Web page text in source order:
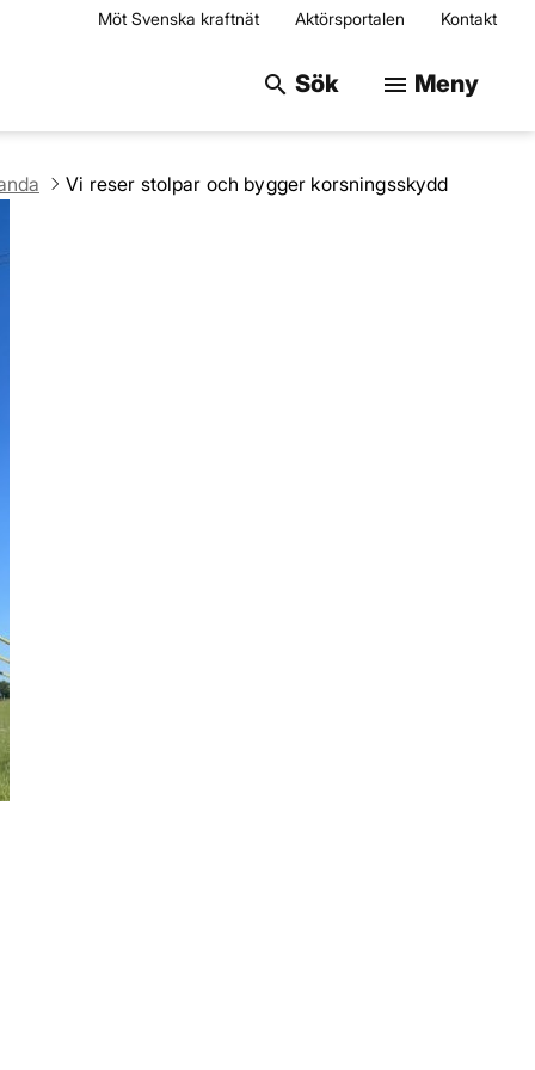
Möt Svenska kraftnät Aktörsportalen Kontakt
search Sök Sök på
menu Meny
Vi reser stolpar och bygger korsningsskydd